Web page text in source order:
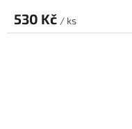
530 Kč / ks